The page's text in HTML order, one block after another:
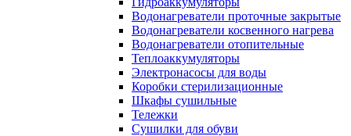
Водонагреватели проточные закрытые
Водонагреватели косвенного нагрева
Водонагреватели отопительные
Теплоаккумуляторы
Электронасосы для воды
Коробки стерилизационные
Шкафы сушильные
Тележки
Сушилки для обуви